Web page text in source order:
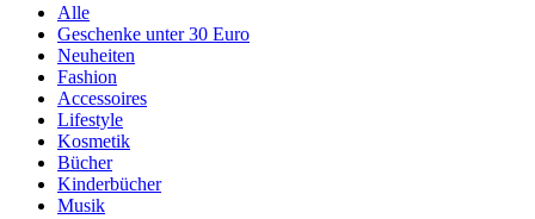
Alle
Geschenke unter 30 Euro
Neuheiten
Fashion
Accessoires
Lifestyle
Kosmetik
Bücher
Kinderbücher
Musik